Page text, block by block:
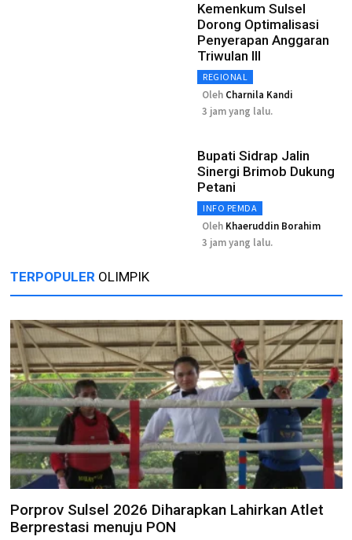
Kemenkum Sulsel
Dorong Optimalisasi
Penyerapan Anggaran
Triwulan III
REGIONAL
Oleh Charnila Kandi
3 jam yang lalu.
Bupati Sidrap Jalin
Sinergi Brimob Dukung
Petani
INFO PEMDA
Oleh Khaeruddin Borahim
3 jam yang lalu.
TERPOPULER OLIMPIK
Porprov Sulsel 2026 Diharapkan Lahirkan Atlet
Berprestasi menuju PON